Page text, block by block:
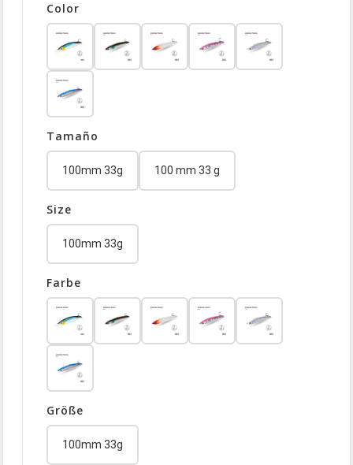
Color
Tamaño
100mm 33g 100 mm 33 g
Size
100mm 33g
Farbe
Größe
100mm 33g